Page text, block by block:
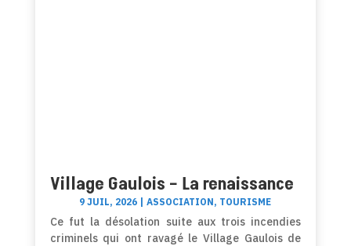
Village Gaulois – La renaissance
9 JUIL, 2026 |ASSOCIATION, TOURISME
Ce fut la désolation suite aux trois incendies
criminels qui ont ravagé le Village Gaulois de